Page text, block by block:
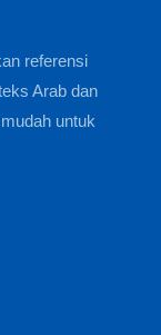
referensi
Arab dan
untuk